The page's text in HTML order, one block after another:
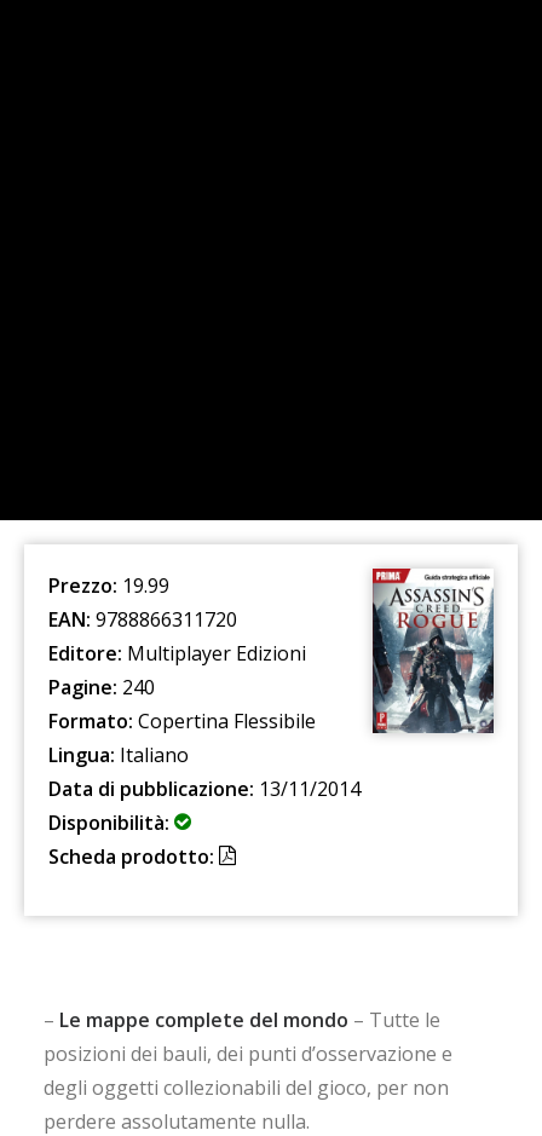
Prezzo: 19.99
EAN: 9788866311720
Editore: Multiplayer Edizioni
Pagine: 240
Formato: Copertina Flessibile
Lingua: Italiano
Data di pubblicazione: 13/11/2014
Disponibilità:
Scheda prodotto:
– Le mappe complete del mondo – Tutte le
posizioni dei bauli, dei punti d’osservazione e
degli oggetti collezionabili del gioco, per non
perdere assolutamente nulla.